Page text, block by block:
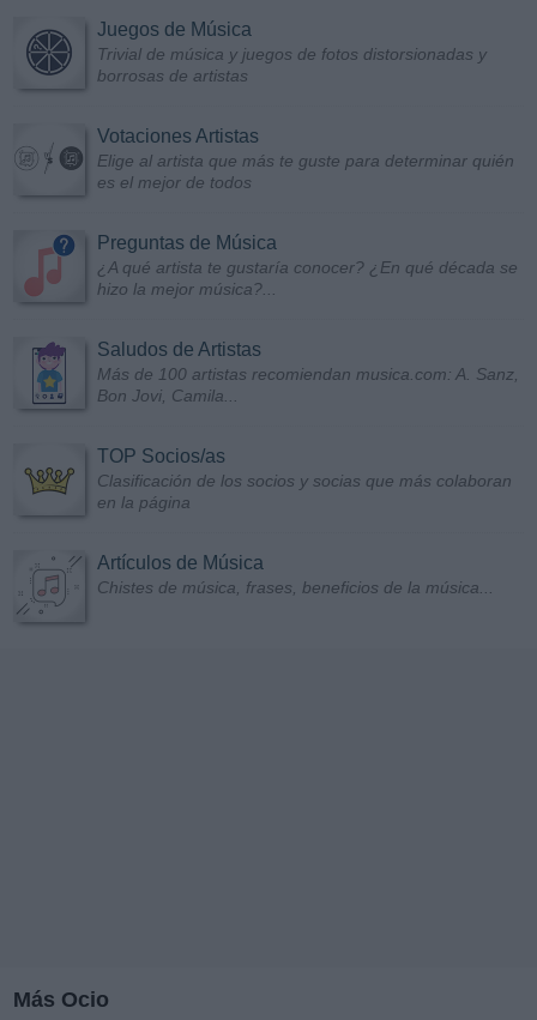
Juegos de Música
Trivial de música y juegos de fotos distorsionadas y
borrosas de artistas
Votaciones Artistas
Elige al artista que más te guste para determinar quién
es el mejor de todos
Preguntas de Música
¿A qué artista te gustaría conocer? ¿En qué década se
hizo la mejor música?...
Saludos de Artistas
Más de 100 artistas recomiendan musica.com: A. Sanz,
Bon Jovi, Camila...
TOP Socios/as
Clasificación de los socios y socias que más colaboran
en la página
Artículos de Música
Chistes de música, frases, beneficios de la música...
Más Ocio